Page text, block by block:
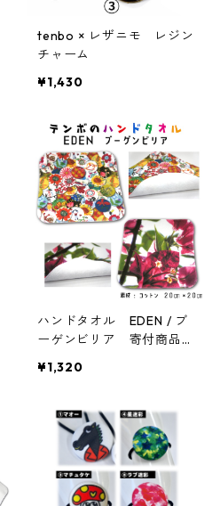
tenbo × レザニモ レジン
チャーム
¥1,430
ハンドタオル EDEN / ブ
ーゲンビリア 寄付商品
¥1,320